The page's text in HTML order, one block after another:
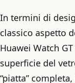
In termini di
classico aspetto
Huawei Watch
superficie del
“piatta”